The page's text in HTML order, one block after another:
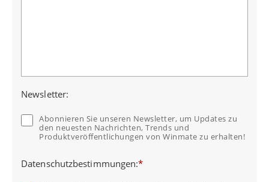
Newsletter:
Abonnieren Sie unseren Newsletter, um Updates zu
den neuesten Nachrichten, Trends und
Produktveröffentlichungen von Winmate zu erhalten!
Datenschutzbestimmungen:*